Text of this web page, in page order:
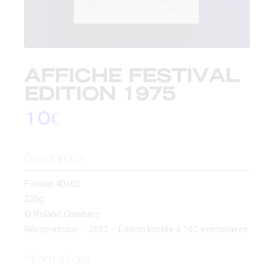
AFFICHE FESTIVAL
EDITION 1975
10€
Description
Format 40×60
220g
© Roland Grünberg
Réimpression – 2023 – Édition limitée à 100 exemplaires
Informations